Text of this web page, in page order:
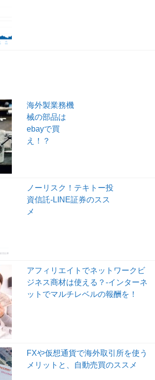
海外製業務機
械の部品は
ebayで買
え！？
ノーリスク！テキトー投
資信託-LINE証券のスス
メ
アフィリエイトでネットワークビ
ジネス商材は使える？-インターネ
ットでマルチレベルの報酬を！
FXや仮想通貨で海外取引所を使う
メリットと、自動売買のススメ